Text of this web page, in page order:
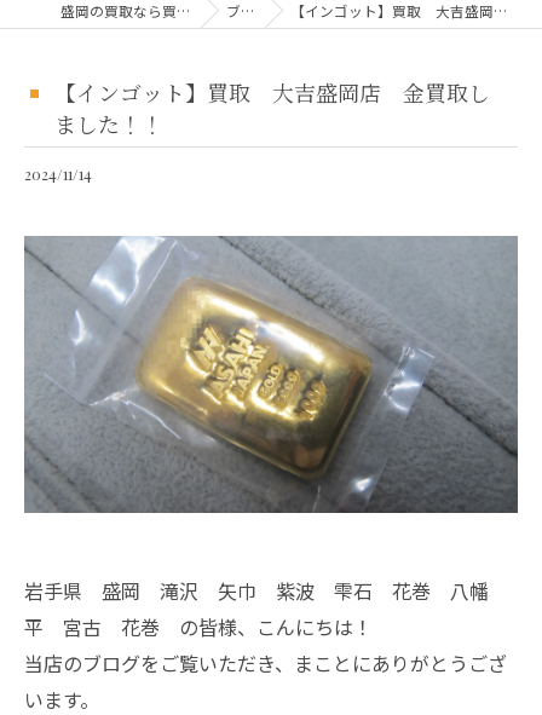
盛岡の買取なら買取大吉 盛岡店 ブログ 【インゴット】買取 大吉盛岡店 金買取しました！！
【インゴット】買取 大吉盛岡店 金買取し
ました！！
2024/11/14
岩手県 盛岡 滝沢 矢巾 紫波 雫石 花巻 八幡
平 宮古 花巻 の皆様、こんにちは！
当店のブログをご覧いただき、まことにありがとうござ
います。